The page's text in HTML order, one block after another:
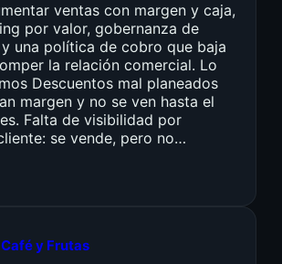
ventas con margen y caja,
por valor, gobernanza de
una política de cobro que baja
la relación comercial. Lo
Descuentos mal planeados
margen y no se ven hasta el
Falta de visibilidad por
se vende, pero no…
y Frutas